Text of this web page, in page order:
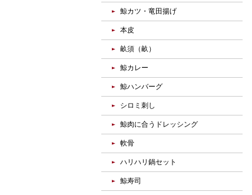
鯨カツ・竜田揚げ
本皮
畝須（畝）
鯨カレー
鯨ハンバーグ
シロミ刺し
鯨肉に合うドレッシング
軟骨
ハリハリ鍋セット
鯨寿司